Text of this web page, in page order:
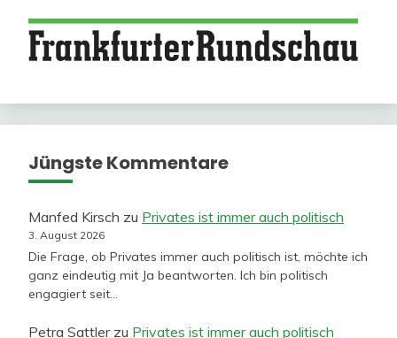
Jüngste Kommentare
Manfed Kirsch zu Privates ist immer auch politisch
3. August 2026
Die Frage, ob Privates immer auch politisch ist, möchte ich
ganz eindeutig mit Ja beantworten. Ich bin politisch
engagiert seit…
Petra Sattlerzu Privates ist immer auch politisch